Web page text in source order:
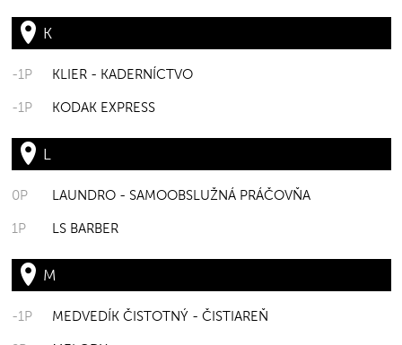
K
-1P KLIER - KADERNÍCTVO
-1P KODAK EXPRESS
L
0P LAUNDRO - SAMOOBSLUŽNÁ PRÁČOVŇA
1P LS BARBER
M
-1P MEDVEDÍK ČISTOTNÝ - ČISTIAREŇ